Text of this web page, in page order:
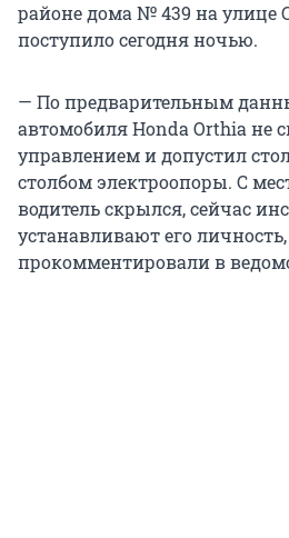
районе дома № 439 на улице
поступило сегодня ночью.
— По предварительным
автомобиля Honda Orthia не
управлением и допустил
столбом электроопоры. С
водитель скрылся, сейчас
устанавливают его
прокомментировали в